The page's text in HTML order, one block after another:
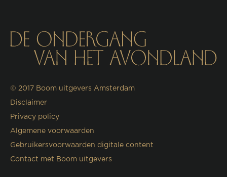
© 2017 Boom uitgevers Amsterdam
Disclaimer
Privacy policy
Algemene voorwaarden
Gebruikersvoorwaarden digitale content
Contact met Boom uitgevers